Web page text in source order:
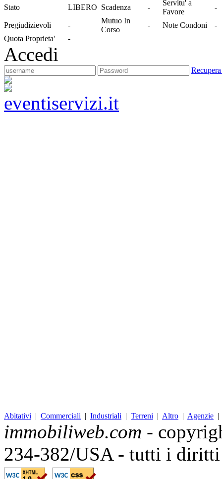
Stato
LIBERO Scadenza -
Servitu' a
Favore
-
Pregiudizievoli -
Mutuo In
Corso
- Note Condoni
-
Quota Proprieta'
-
Accedi
Abitativi | Commerciali | Industriali | Terreni | Altro | Agenzie
immobiliweb.com -
234-382/USA - tutti i